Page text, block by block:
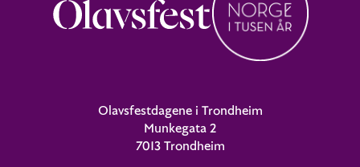
Olavsfestdagene i Trondheim
Munkegata 2
7013 Trondheim